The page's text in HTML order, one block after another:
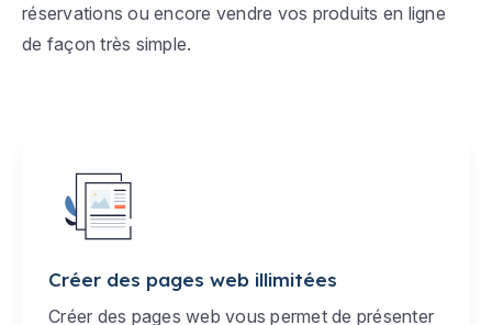
réservations ou encore vendre vos produits en ligne
de façon très simple.
Créer des pages web illimitées
Créer des pages web vous permet de présenter